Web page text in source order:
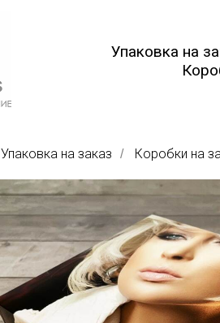
Упаковка на
Упаковка на заказ / Коробки на